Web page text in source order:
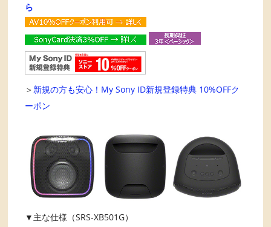
ら
＞ 新規の方も安心！My Sony ID新規登録特典 10%OFFク
ーポン
▼主な仕様（SRS-XB501G）